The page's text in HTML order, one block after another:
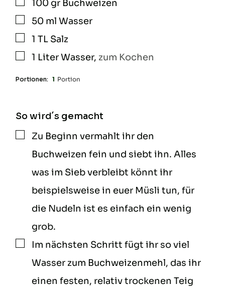
▢100 gr Buchweizen
▢
50 ml Wasser
▢
1 TL Salz
▢
1 Liter Wasser, zum Kochen
Portionen: 1 Portion
So wird´s gemacht
▢
Zu Beginn vermahlt ihr den
Buchweizen fein und siebt ihn. Alles
was im Sieb verbleibt könnt ihr
beispielsweise in euer Müsli tun, für
die Nudeln ist es einfach ein wenig
grob.
▢Im nächsten Schritt fügt ihr so viel
Wasser zum Buchweizenmehl, das ihr
einen festen, relativ trockenen Teig